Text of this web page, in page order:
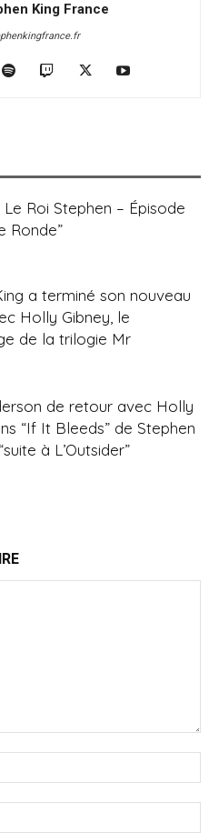
King France
Roi Stephen – Épisode
Ronde”
a terminé son nouveau
Holly Gibney, le
de la trilogie Mr
de retour avec Holly
“If It Bleeds” de Stephen
à L’Outsider”